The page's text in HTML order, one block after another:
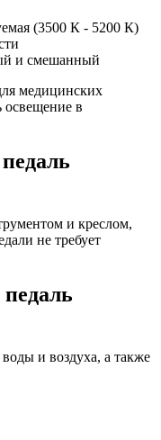
(3500 К - 5200 К)
и смешанный
медицинских
освещение в
и креслом,
не требует
и воздуха, а также